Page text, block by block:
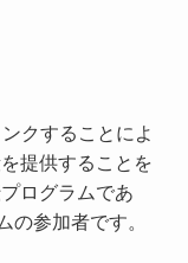
クすることによ
提供することを
ログラムであ
の参加者です。